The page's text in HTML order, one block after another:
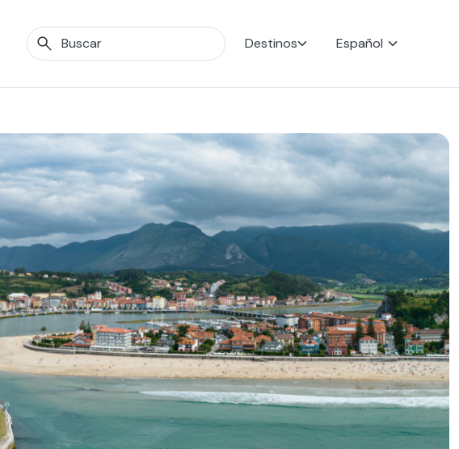
Destinos Español